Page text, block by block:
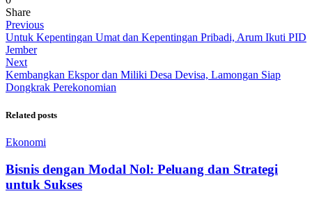
Share
Previous
Untuk Kepentingan Umat dan Kepentingan Pribadi, Arum Ikuti PID
Jember
Next
Kembangkan Ekspor dan Miliki Desa Devisa, Lamongan Siap
Dongkrak Perekonomian
Related posts
Ekonomi
Bisnis dengan Modal Nol: Peluang dan Strategi
untuk Sukses